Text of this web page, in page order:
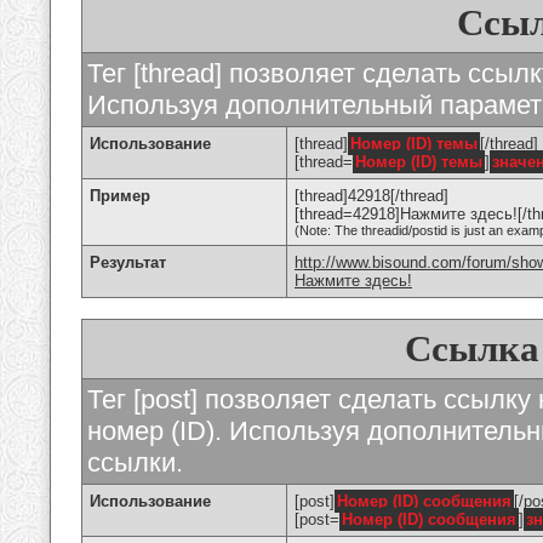
Тег [thread] позволяет сделать
Используя дополнительный
Использование [thread] Номер (ID) темы [/thread]
[thread= Номер (ID) темы]
Пример
[thread]42918[/thread]
[thread=42918]Нажмите здесь![/
(Note: The threadid/postid is just an
Результат
http://www.bisound.com/forum/
Нажмите здесь!
Ссылка
Тег [post] позволяет сделать
номер (ID). Используя
ссылки.
Использование [post] Номер (ID) сообщения [/
[post= Номер (ID) сообщения ]